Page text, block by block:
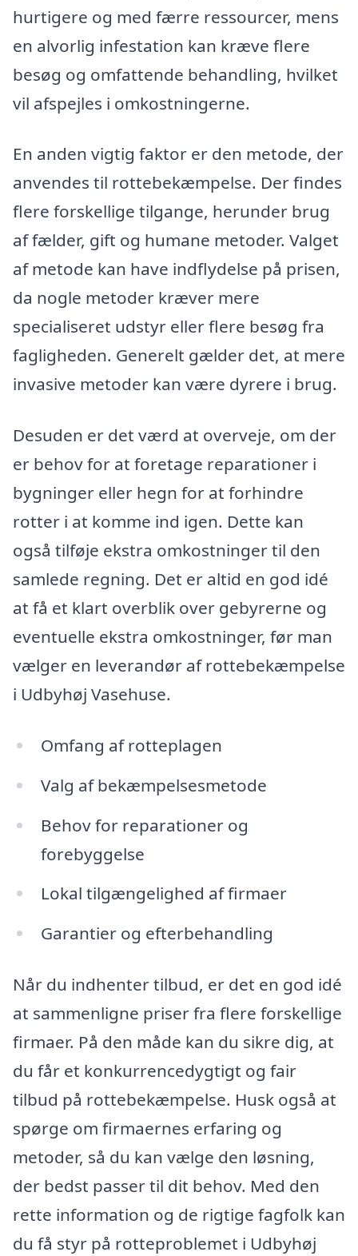
hurtigere og med færre ressourcer, mens
en alvorlig infestation kan kræve flere
besøg og omfattende behandling, hvilket
vil afspejles i omkostningerne.
En anden vigtig faktor er den metode, der
anvendes til rottebekæmpelse. Der findes
flere forskellige tilgange, herunder brug
af fælder, gift og humane metoder. Valget
af metode kan have indflydelse på prisen,
da nogle metoder kræver mere
specialiseret udstyr eller flere besøg fra
fagligheden. Generelt gælder det, at mere
invasive metoder kan være dyrere i brug.
Desuden er det værd at overveje, om der
er behov for at foretage reparationer i
bygninger eller hegn for at forhindre
rotter i at komme ind igen. Dette kan
også tilføje ekstra omkostninger til den
samlede regning. Det er altid en god idé
at få et klart overblik over gebyrerne og
eventuelle ekstra omkostninger, før man
vælger en leverandør af rottebekæmpelse
i Udbyhøj Vasehuse.
Omfang af rotteplagen
Valg af bekæmpelsesmetode
Behov for reparationer og
forebyggelse
Lokal tilgængelighed af firmaer
Garantier og efterbehandling
Når du indhenter tilbud, er det en god idé
at sammenligne priser fra flere forskellige
firmaer. På den måde kan du sikre dig, at
du får et konkurrencedygtigt og fair
tilbud på rottebekæmpelse. Husk også at
spørge om firmaernes erfaring og
metoder, så du kan vælge den løsning,
der bedst passer til dit behov. Med den
rette information og de rigtige fagfolk kan
du få styr på rotteproblemet i Udbyhøj